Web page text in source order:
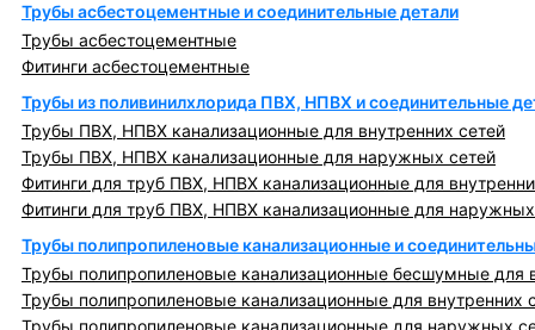
Трубы асбестоцементные и соединительные детали
Трубы асбестоцементные
Фитинги асбестоцементные
Трубы из поливинилхлорида ПВХ, НПВХ и соединительные
Трубы ПВХ, НПВХ канализационные для внутренних сетей
Трубы ПВХ, НПВХ канализационные для наружных сетей
Фитинги для труб ПВХ, НПВХ канализационные для
Фитинги для труб ПВХ, НПВХ канализационные для
Трубы полипропиленовые канализационные и
Трубы полипропиленовые канализационные бесшумные для
Трубы полипропиленовые канализационные для внутренних